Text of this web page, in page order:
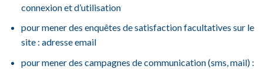
connexion et d’utilisation
pour mener des enquêtes de satisfaction facultatives sur le
site : adresse email
pour mener des campagnes de communication (sms, mail) :